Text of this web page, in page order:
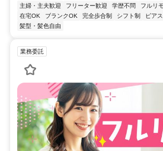
主婦・主夫歓迎 フリーター歓迎 学歴不問 フルリ
在宅OK
ブランクOK 完全歩合制 シフト制 ピア
髪型・髪色自由
業務委託